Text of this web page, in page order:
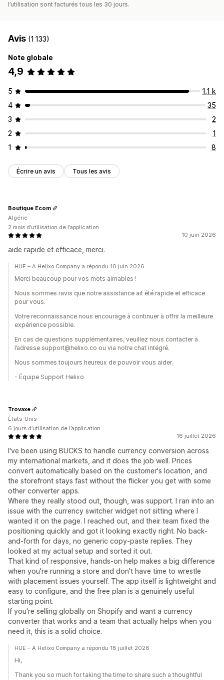
l’utilisation sont facturés tous les 30 jours.
Avis (1 133)
Note globale
4,9
5
1,1 k
4
35
3
2
2
1
1
8
Écrire un avis Tous les avis
10 juin 2026
aide rapide et efficace, merci.
Boutique Ecom
Algérie
2 mois d’utilisation de l’application
HUE – A Helixo Company a répondu 10 juin 2026
Merci beaucoup pour vos mots aimables !
Nous sommes ravis que notre assistance ait été rapide et efficace
pour vous.
Votre reconnaissance nous encourage à continuer à offrir la meilleure
expérience possible.
En cas de questions supplémentaires, veuillez nous contacter à
l’adresse support@helixo.co ou via notre chat intégré.
Nous sommes toujours heureux de pouvoir vous aider.
- Équipe Support Helixo
16 juillet 2026
I've been using BUCKS to handle currency conversion across
my international markets, and it does the job well. Prices
convert automatically based on the customer's location, and
the storefront stays fast without the flicker you get with some
other converter apps.
Where they really stood out, though, was support. I ran into an
issue with the currency switcher widget not sitting where I
wanted it on the page. I reached out, and their team fixed the
positioning quickly and got it looking exactly right. No back-
and-forth for days, no generic copy-paste replies. They
looked at my actual setup and sorted it out.
That kind of responsive, hands-on help makes a big difference
when you're running a store and don't have time to wrestle
with placement issues yourself. The app itself is lightweight and
easy to configure, and the free plan is a genuinely useful
starting point.
If you're selling globally on Shopify and want a currency
converter that works and a team that actually helps when you
need it, this is a solid choice.
Trovaxe
États-Unis
6 jours d’utilisation de l’application
HUE – A Helixo Company a répondu 18 juillet 2026
Hi,
Thank you so much for taking the time to share such a thoughtful